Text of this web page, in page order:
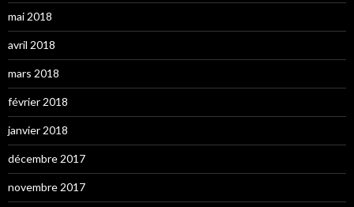
mai 2018
avril 2018
mars 2018
février 2018
janvier 2018
décembre 2017
novembre 2017